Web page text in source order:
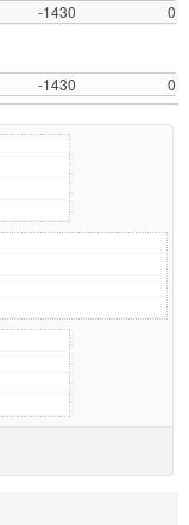
-1430
0
-1430 0